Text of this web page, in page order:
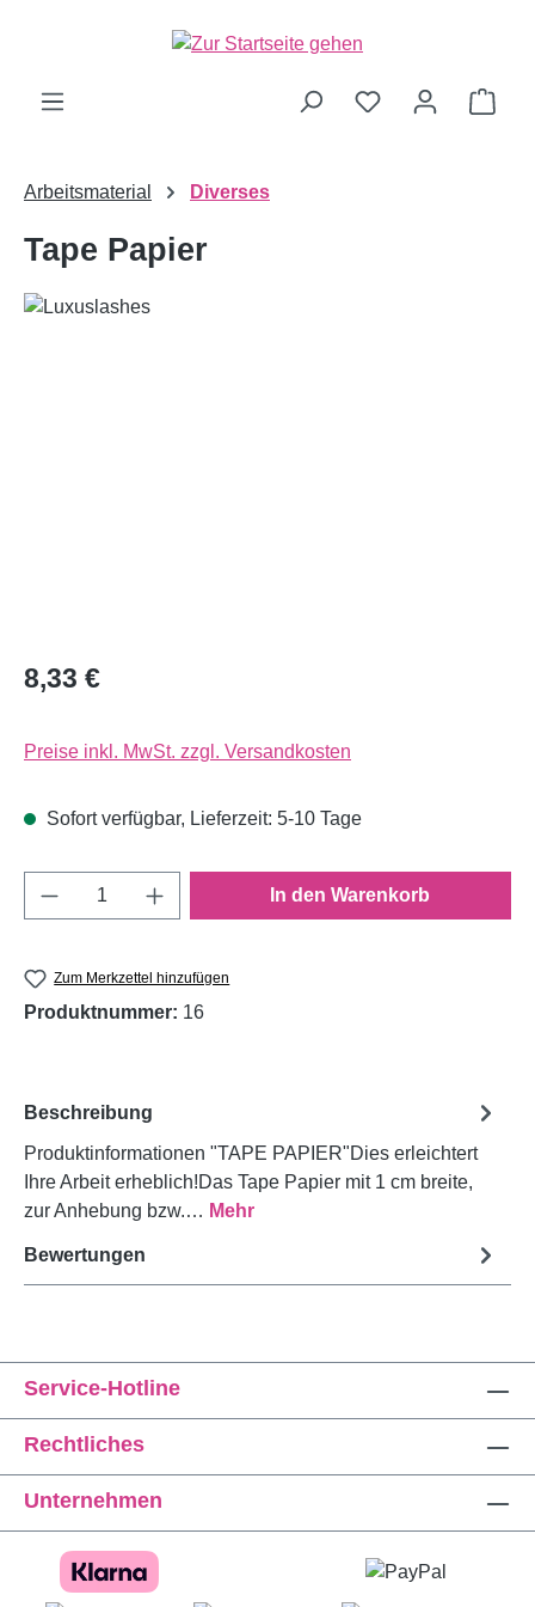
Arbeitsmaterial Diverses
Tape Papier
8,33 €
Preise inkl. MwSt. zzgl. Versandkosten
Sofort verfügbar, Lieferzeit: 5-10 Tage
Produkt Anzahl: Gib den gewünschten
In den Warenkorb
Zum Merkzettel hinzufügen
Produktnummer: 16
Beschreibung
Produktinformationen "TAPE PAPIER"Dies erleichtert
Ihre Arbeit erheblich!Das Tape Papier mit 1 cm breite,
zur Anhebung bzw.… Mehr
Bewertungen
Service-Hotline
Rechtliches
Unternehmen